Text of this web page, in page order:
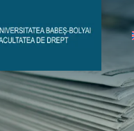
Avizier Studenți
Studii